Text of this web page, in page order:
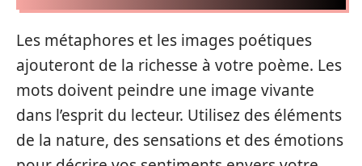
Les métaphores et les images poétiques
ajouteront de la richesse à votre poème. Les
mots doivent peindre une image vivante
dans l’esprit du lecteur. Utilisez des éléments
de la nature, des sensations et des émotions